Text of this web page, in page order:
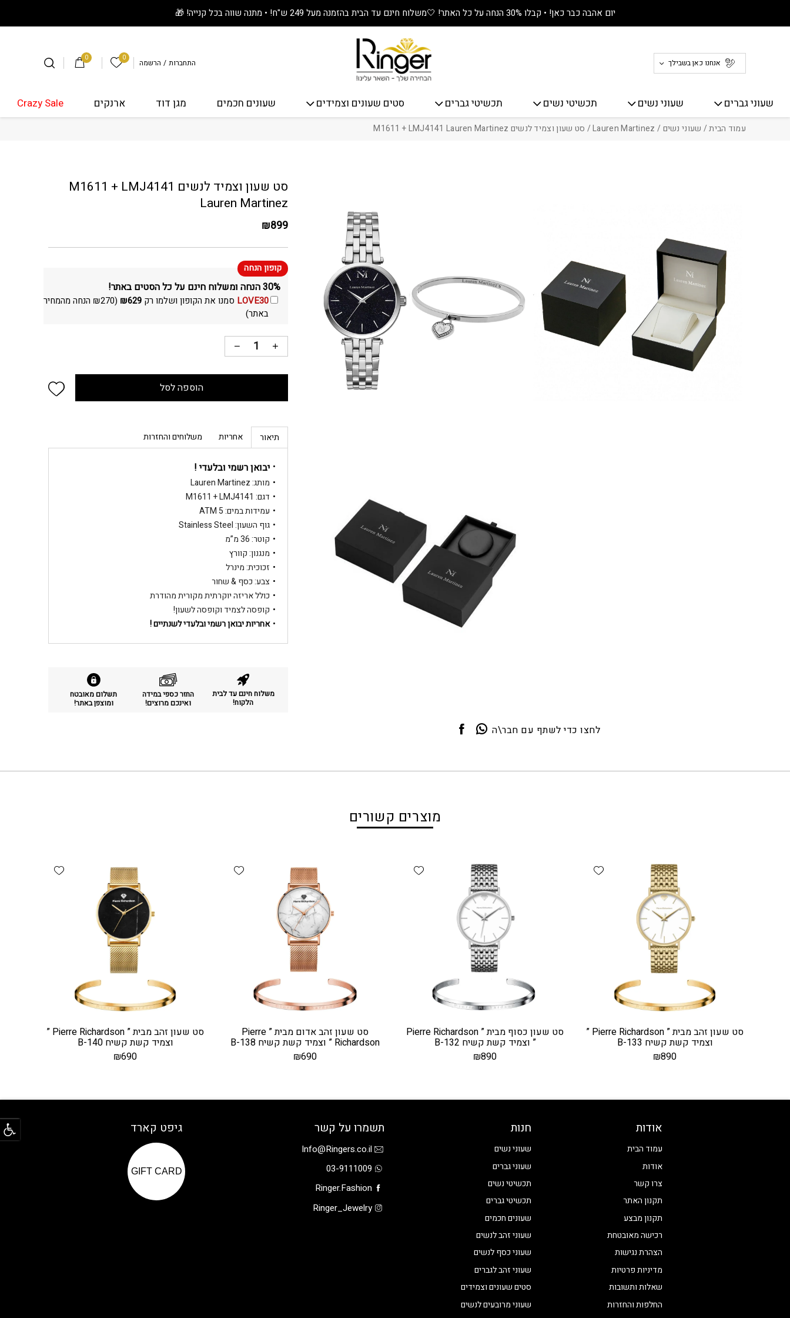
יום אהבה כבר כאן! • קבלו 30% הנחה על כל האתר! 🤍 משלוח חינם עד הבית בהזמנה מעל 249 ש"ח! • מתנה שווה בכל קנייה! 🎁
אנחנו כאן בשבילך 0 0 הרשימה שלי התחברות / הרשמה
שעוני גברים שעוני נשים תכשיטי נשים תכשיטי גברים סטים שעונים וצמידים שעונים חכמים מגן דוד ארנקים Crazy Sale
עמוד הבית/ שעוני נשים/
Lauren Martinez/ סט שעון וצמיד לנשים M1611 + LMJ4141 Lauren Martinez
סט שעון וצמיד לנשים M1611 + LMJ4141
Lauren Martinez
₪899
30% הנחה ומשלוח חינם על כל הסטים באתר!
LOVE30 סמנו את הקופון ושלמו רק ₪629
(
₪270
הנחה מהמחיר
באתר)
הוספה לסל wishlist
תיאור אחריות משלוחים והחזרות
יבואן רשמי ובלעדי !
מותג: Lauren Martinez
דגם: M1611 + LMJ4141
עמידות במים: ATM 5
גוף השעון: Stainless Steel
קוטר: 36 מ”מ
מנגנון: קוורץ
זכוכית: מינרל
צבע: כסף & שחור
כולל אריזה יוקרתית מקורית מהודרת
קופסה לצמיד וקופסה לשעון!
אחריות יבואן רשמי ובלעדי לשנתיים !
משלוח חינם עד לבית
הלקוח!
החזר כספי במידה
ואינכם מרוצים!
תשלום מאובטח
ומוצפן באתר!
לחצו כדי לשתף עם חבר\ה
מוצרים קשורים
Add wishlist
סט שעון זהב מבית ” Pierre Richardson ”
וצמיד קשת קשיח B-133
₪890
Add wishlist
סט שעון כסוף מבית ” Pierre Richardson
” וצמיד קשת קשיח B-132
₪890
Add wishlist
סט שעון זהב אדום מבית ” Pierre
Richardson ” וצמיד קשת קשיח B-138
₪690
Add wishlist
סט שעון זהב מבית ” Pierre Richardson ”
וצמיד קשת קשיח B-140
₪690
אודות
עמוד הבית
אודות
צרו קשר
תקנון האתר
תקנון מבצע
רכישה מאובטחת
הצהרת נגישות
מדיניות פרטיות
שאלות ותשובות
החלפות והחזרות
חנות
שעוני נשים
שעוני גברים
תכשיטי נשים
תכשיטי גברים
שעונים חכמים
שעוני זהב לנשים
שעוני כסף לנשים
שעוני זהב לגברים
סטים שעונים וצמידים
שעוני מרובעים לנשים
תשמרו על קשר
Info@Ringers.co.il
03-9111009
Ringer.Fashion
Ringer_Jewelry
גיפט קארד
GIFT CARD